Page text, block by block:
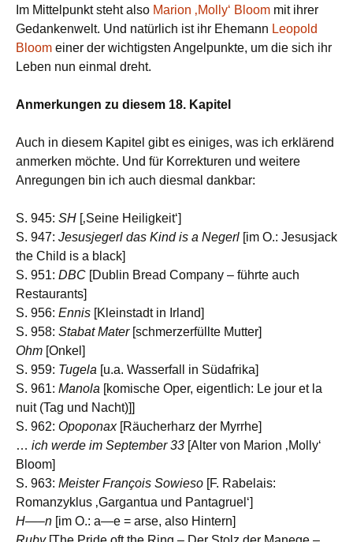
Im Mittelpunkt steht also Marion ‚Molly‘ Bloom mit ihrer
Gedankenwelt. Und natürlich ist ihr Ehemann Leopold
Bloom einer der wichtigsten Angelpunkte, um die sich ihr
Leben nun einmal dreht.
Anmerkungen zu diesem 18. Kapitel
Auch in diesem Kapitel gibt es einiges, was ich erklärend
anmerken möchte. Und für Korrekturen und weitere
Anregungen bin ich auch diesmal dankbar:
S. 945: SH [‚Seine Heiligkeit‘]
S. 947: Jesusjegerl das Kind is a Negerl [im O.: Jesusjack
the Child is a black]
S. 951: DBC [Dublin Bread Company – führte auch
Restaurants]
S. 956: Ennis [Kleinstadt in Irland]
S. 958: Stabat Mater[schmerzerfüllte Mutter]
Ohm [Onkel]
S. 959: Tugela [u.a. Wasserfall in Südafrika]
S. 961: Manola [komische Oper, eigentlich: Le jour et la
nuit (Tag und Nacht)]]
S. 962: Opoponax[Räucherharz der Myrrhe]
… ich werde im September 33 [Alter von Marion ‚Molly‘
Bloom]
S. 963: Meister François Sowieso [F. Rabelais:
Romanzyklus ‚Gargantua und Pantagruel‘]
H—–n [im O.: a—e = arse, also Hintern]